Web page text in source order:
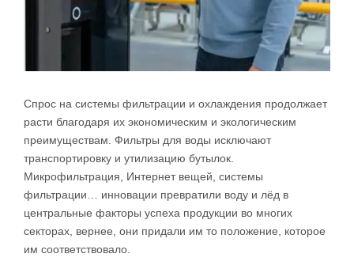
Спрос на системы фильтрации и охлаждения продолжает
расти благодаря их экономическим и экологическим
преимуществам. Фильтры для воды исключают
транспортировку и утилизацию бутылок.
Микрофильтрация, Интернет вещей, системы
фильтрации… инновации превратили воду и лёд в
центральные факторы успеха продукции во многих
секторах, вернее, они придали им то положение, которое
им соответствовало.